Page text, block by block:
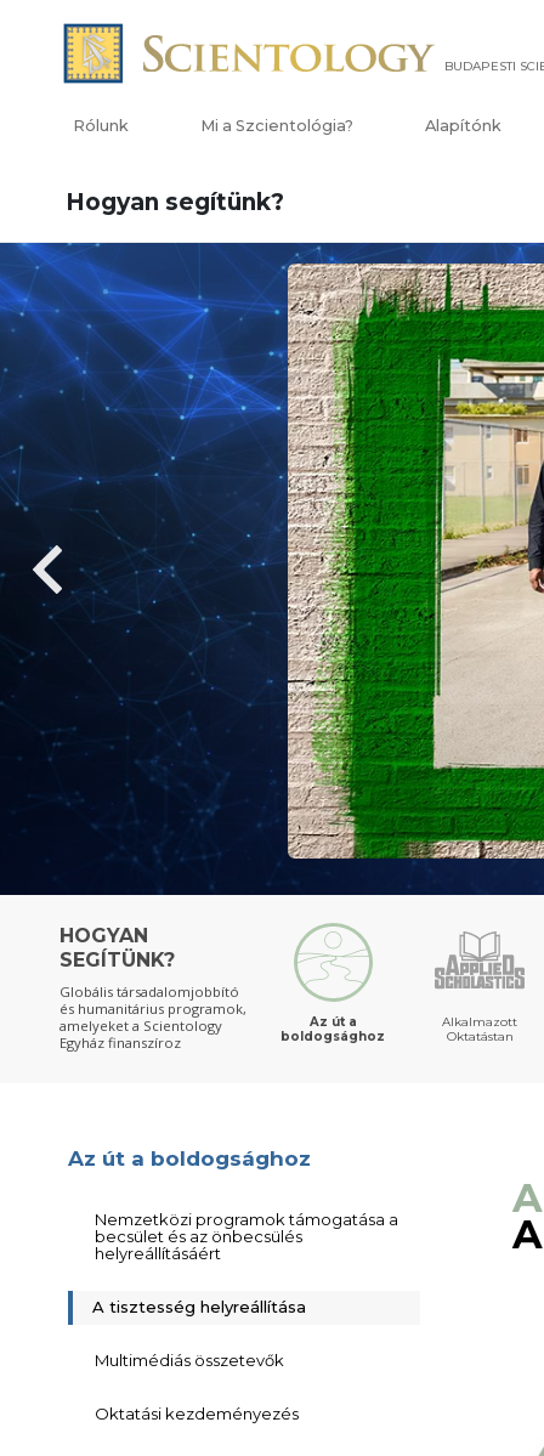
BUDAPESTI
Rólunk Mi a Szcientológia? Alapítónk
Hogyan segítünk?
HOGYAN
SEGÍTÜNK?
Globális társadalomjobbító
és humanitárius programok,
amelyeket a Scientology
Egyház finanszíroz
Az út a
boldogsághoz
Alkalmazott
Oktatástan
Az út a boldogsághoz
Nemzetközi programok támogatása a
becsület és az önbecsülés
helyreállításáért
A tisztesség helyreállítása
Multimédiás összetevők
Oktatási kezdeményezés